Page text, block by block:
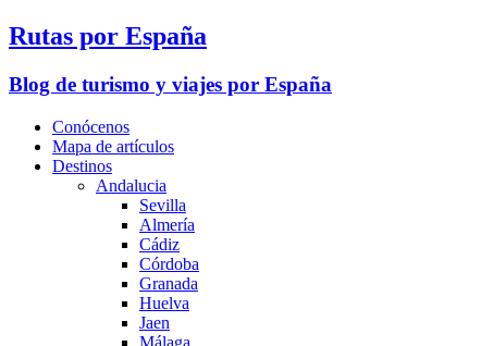
Rutas por España
Blog de turismo y viajes por España
Conócenos
Mapa de artículos
Destinos
Andalucia
Sevilla
Almería
Cádiz
Córdoba
Granada
Huelva
Jaen
Málaga